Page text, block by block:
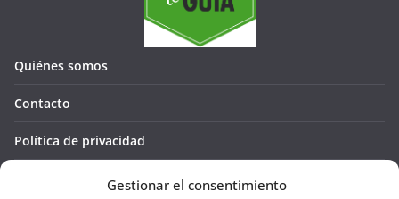
Gestionar el consentimiento
Quiénes somos
Contacto
Política de privacidad
Política de cookies (UE)